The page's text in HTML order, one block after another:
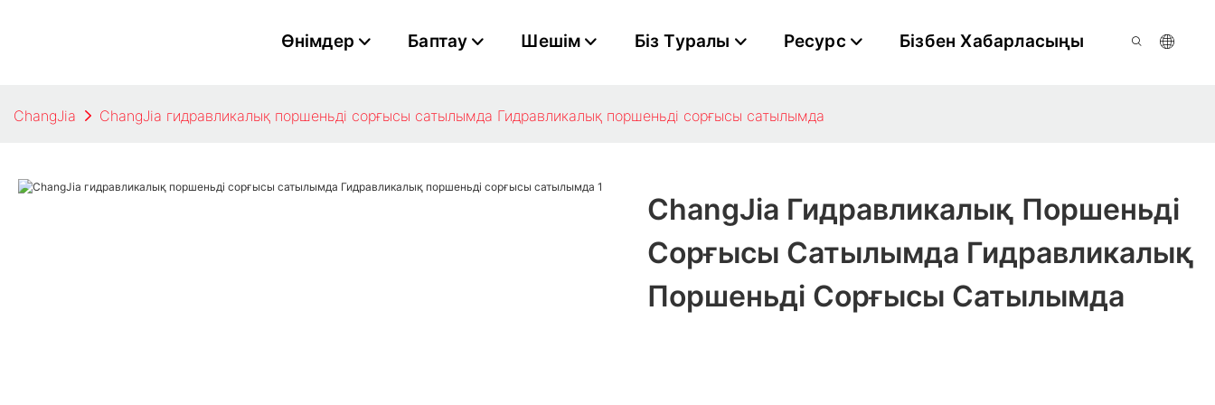
Өнімдер Баптау Шешім Біз Туралы Ресурс Бізбен Хабарласыңы
ChangJia ChangJia гидравликалық поршеньді сорғысы сатылымда​ Гидравликалық поршеньді сорғысы сатылымда​
ChangJia Гидравликалық Поршеньді
Сорғысы Сатылымда​ Гидравликалық
Поршеньді Сорғысы Сатылымда​